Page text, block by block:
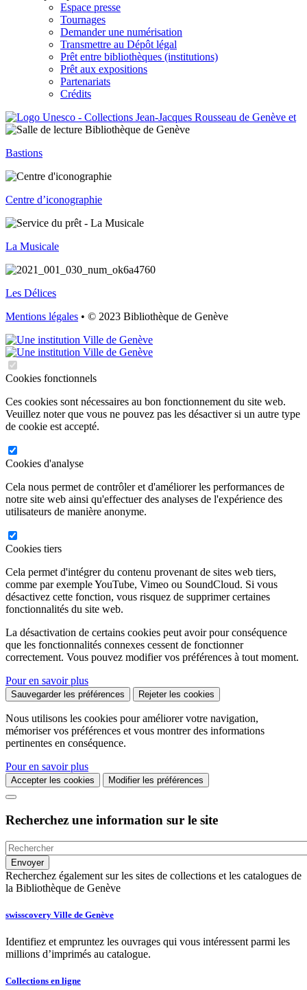
Espace presse
Tournages
Demander une numérisation
Transmettre au Dépôt légal
Prêt entre bibliothèques (institutions)
Prêt aux expositions
Partenariats
Crédits
Bastions
Centre d’iconographie
La Musicale
Les Délices
Mentions légales • © 2023 Bibliothèque de Genève
Cookies fonctionnels
Ces cookies sont nécessaires au bon fonctionnement du site web.
Veuillez noter que vous ne pouvez pas les désactiver si un autre type
de cookie est accepté.
Cookies d'analyse
Cela nous permet de contrôler et d'améliorer les performances de
notre site web ainsi qu'effectuer des analyses de l'expérience des
utilisateurs de manière anonyme.
Cookies tiers
Cela permet d'intégrer du contenu provenant de sites web tiers,
comme par exemple YouTube, Vimeo ou SoundCloud. Si vous
désactivez cette fonction, vous risquez de supprimer certaines
fonctionnalités du site web.
La désactivation de certains cookies peut avoir pour conséquence
que les fonctionnalités connexes cessent de fonctionner
correctement. Vous pouvez modifier vos préférences à tout moment.
Pour en savoir plus
Sauvegarder les préférences Rejeter les cookies
Nous utilisons les cookies pour améliorer votre navigation,
mémoriser vos préférences et vous montrer des informations
pertinentes en conséquence.
Pour en savoir plus
Accepter les cookies Modifier les préférences
Recherchez une information sur le site
Recherchez également sur les sites de collections et les catalogues de
la Bibliothèque de Genève
swisscovery Ville de Genève
Identifiez et empruntez les ouvrages qui vous intéressent parmi les
millions d’imprimés au catalogue.
Collections en ligne